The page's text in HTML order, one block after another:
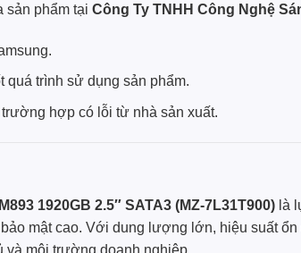
sản phẩm tại Công Ty TNHH Công Nghệ
quá trình sử dụng sản phẩm.
hợp có lỗi từ nhà sản xuất.
1920GB 2.5″ SATA3 (MZ-7L31T900) là
mật cao. Với dung lượng lớn, hiệu suất
và môi trường doanh nghiệp.